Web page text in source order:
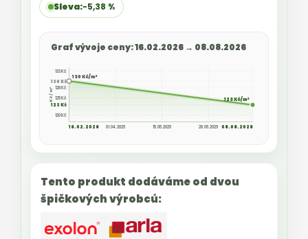
Sleva:−5,38 %
Graf vývoje ceny: 16.02.2026 → 08.08.2026
120 Kč
123 Kč
125 Kč
128 Kč
130 Kč
133 Kč
16.02.2026 01.04.2026 15.05.2026 28.06.2026 08.08.2026
130 Kč/m²
123 Kč/m²
Kč / m²
Tento produkt dodáváme od dvou
špičkových výrobců: